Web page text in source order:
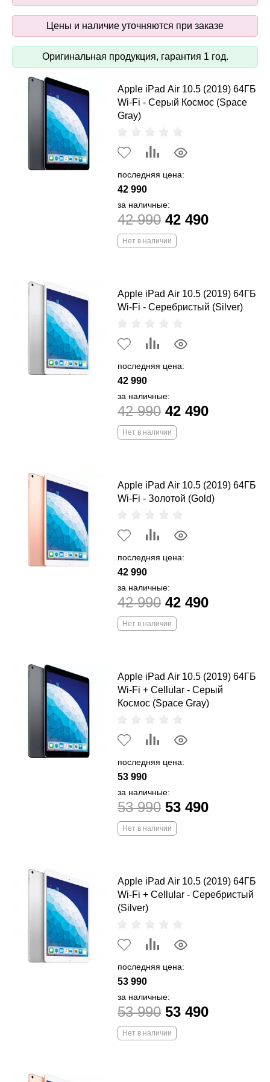
Цены и наличие уточняются при заказе
Оригинальная продукция, гарантия 1 год.
Apple iPad Air 10.5 (2019) 64ГБ
Wi-Fi - Серый Космос (Space
Gray)
последняя цена:
42 990
за наличные:
42 990 42 490
Нет в наличии
Apple iPad Air 10.5 (2019) 64ГБ
Wi-Fi - Серебристый (Silver)
последняя цена:
42 990
за наличные:
42 990 42 490
Нет в наличии
Apple iPad Air 10.5 (2019) 64ГБ
Wi-Fi - Золотой (Gold)
последняя цена:
42 990
за наличные:
42 990 42 490
Нет в наличии
Apple iPad Air 10.5 (2019) 64ГБ
Wi-Fi + Cellular - Серый
Космос (Space Gray)
последняя цена:
53 990
за наличные:
53 990 53 490
Нет в наличии
Apple iPad Air 10.5 (2019) 64ГБ
Wi-Fi + Cellular - Серебристый
(Silver)
последняя цена:
53 990
за наличные:
53 990 53 490
Нет в наличии